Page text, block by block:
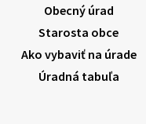
6. augusta 2026 08:12
5. augusta 2026 13:10
Obecný úrad
Starosta obce
Ako vybaviť na úrade
Úradná tabuľa